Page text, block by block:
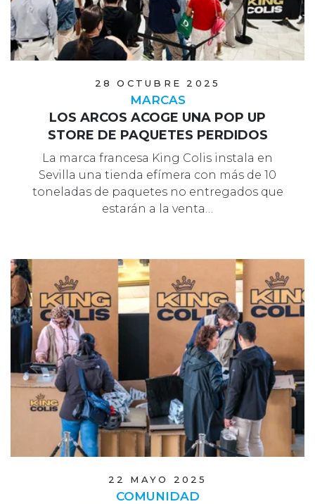
28 OCTUBRE 2025
MARCAS
LOS ARCOS ACOGE UNA POP UP
STORE DE PAQUETES PERDIDOS
La marca francesa King Colis instala en
Sevilla una tienda efímera con más de 10
toneladas de paquetes no entregados que
estarán a la venta…
22 MAYO 2025
COMUNIDAD